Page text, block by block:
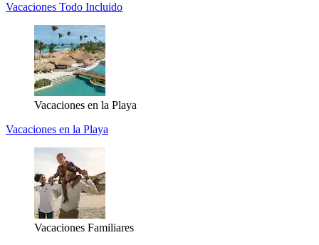
Vacaciones Todo Incluido
Vacaciones en la Playa
Vacaciones en la Playa
Vacaciones Familiares